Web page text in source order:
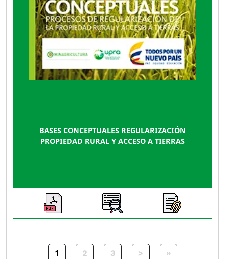
BASES CONCEPTUALES REGULARIZACIÓN
PROPIEDAD RURAL Y ACCESO A TIERRAS
1 2 3 >Siguiente página
»Última página